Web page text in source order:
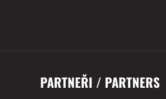
PARTNEŘI / PARTNERS